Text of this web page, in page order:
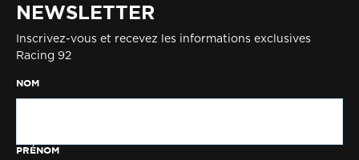
NEWSLETTER
Inscrivez-vous et recevez les informations exclusives
Racing 92
NOM
PRÉNOM